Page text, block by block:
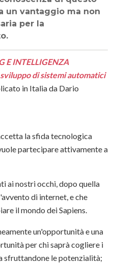
un vantaggio ma non
per la
E INTELLIGENZA
di sistemi automatici
in Italia da Dario
la sfida tecnologica
partecipare attivamente a
ai nostri occhi, dopo quella
di internet, e che
il mondo dei Sapiens.
un'opportunità e una
per chi saprà cogliere i
sfruttandone le potenzialità;